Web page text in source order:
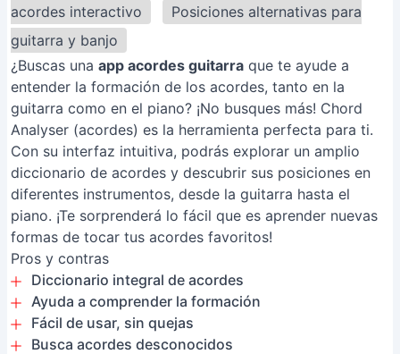
acordes interactivo
Posiciones alternativas para
guitarra y banjo
¿Buscas una app acordes guitarra que te ayude a
entender la formación de los acordes, tanto en la
guitarra como en el piano? ¡No busques más! Chord
Analyser (acordes) es la herramienta perfecta para ti.
Con su interfaz intuitiva, podrás explorar un amplio
diccionario de acordes y descubrir sus posiciones en
diferentes instrumentos, desde la guitarra hasta el
piano. ¡Te sorprenderá lo fácil que es aprender nuevas
formas de tocar tus acordes favoritos!
Pros y contras
Diccionario integral de acordes
Ayuda a comprender la formación
Fácil de usar, sin quejas
Busca acordes desconocidos